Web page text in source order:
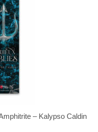
– Kalypso Caldin